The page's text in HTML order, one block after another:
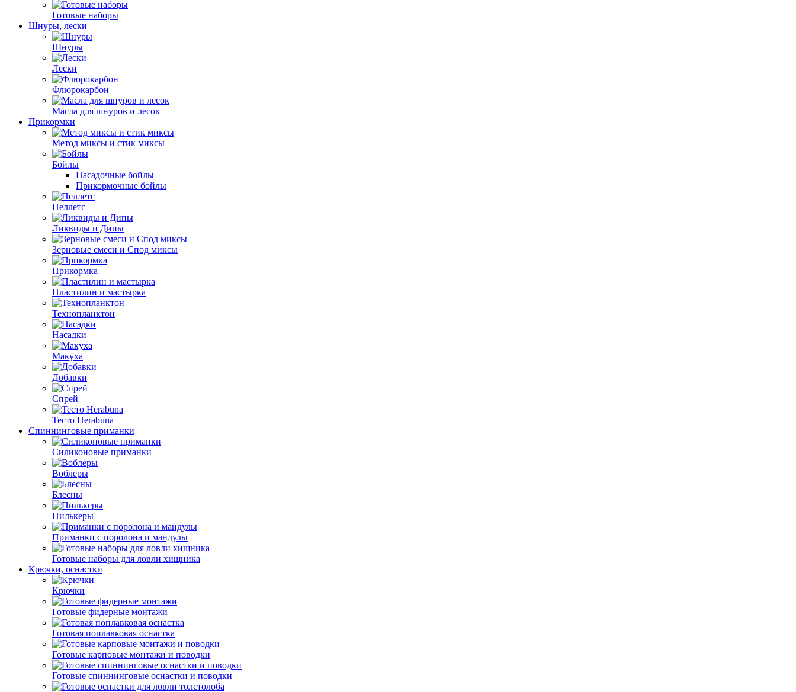
Готовые наборы
Шнуры, лески
Шнуры
Лески
Флюрокарбон
Масла для шнуров и лесок
Прикормки
Метод миксы и стик миксы
Бойлы
Насадочные бойлы
Прикормочные бойлы
Пеллетс
Ликвиды и Дипы
Зерновые смеси и Спод миксы
Прикормка
Пластилин и мастырка
Технопланктон
Насадки
Макуха
Добавки
Спрей
Тесто Herabuna
Спиннинговые приманки
Силиконовые приманки
Воблеры
Блесны
Пилькеры
Приманки с поролона и мандулы
Готовые наборы для ловли хищника
Крючки, оснастки
Крючки
Готовые фидерные монтажи
Готовая поплавковая оснастка
Готовые карповые монтажи и поводки
Готовые спиннинговые оснастки и поводки